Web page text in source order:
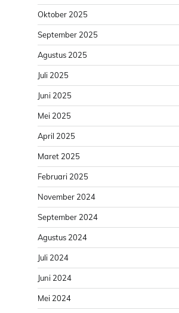
Oktober 2025
September 2025
Agustus 2025
Juli 2025
Juni 2025
Mei 2025
April 2025
Maret 2025
Februari 2025
November 2024
September 2024
Agustus 2024
Juli 2024
Juni 2024
Mei 2024